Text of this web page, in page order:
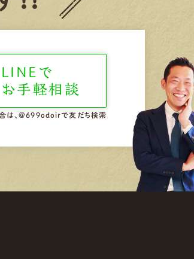
LINEで
お手軽相談
は、@699odoirで友だち検索